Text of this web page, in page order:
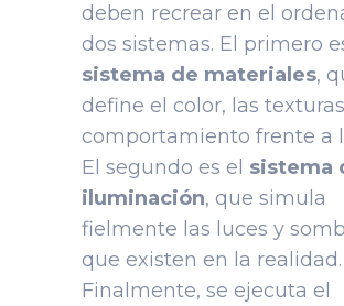
deben recrear en el
dos sistemas. El primero
sistema de materiales,
define el color, las
comportamiento frente a
El segundo es el sistema
iluminación, que simula
fielmente las luces y
que existen en la realidad.
Finalmente, se ejecuta el